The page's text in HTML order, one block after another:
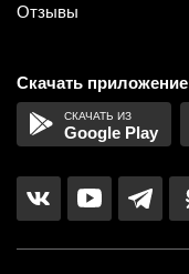
Отзывы
Скачать приложение
Google Play